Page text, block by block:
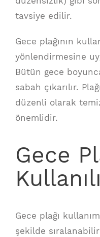
tavsiye edilir.
Gece plağının
yönlendirmesine
Bütün gece
sabah çıkarılır.
düzenli olarak
önemlidir.
Gece
Gece plağı
şekilde